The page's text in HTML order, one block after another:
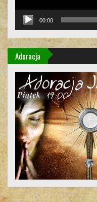
00:00
Adoracja